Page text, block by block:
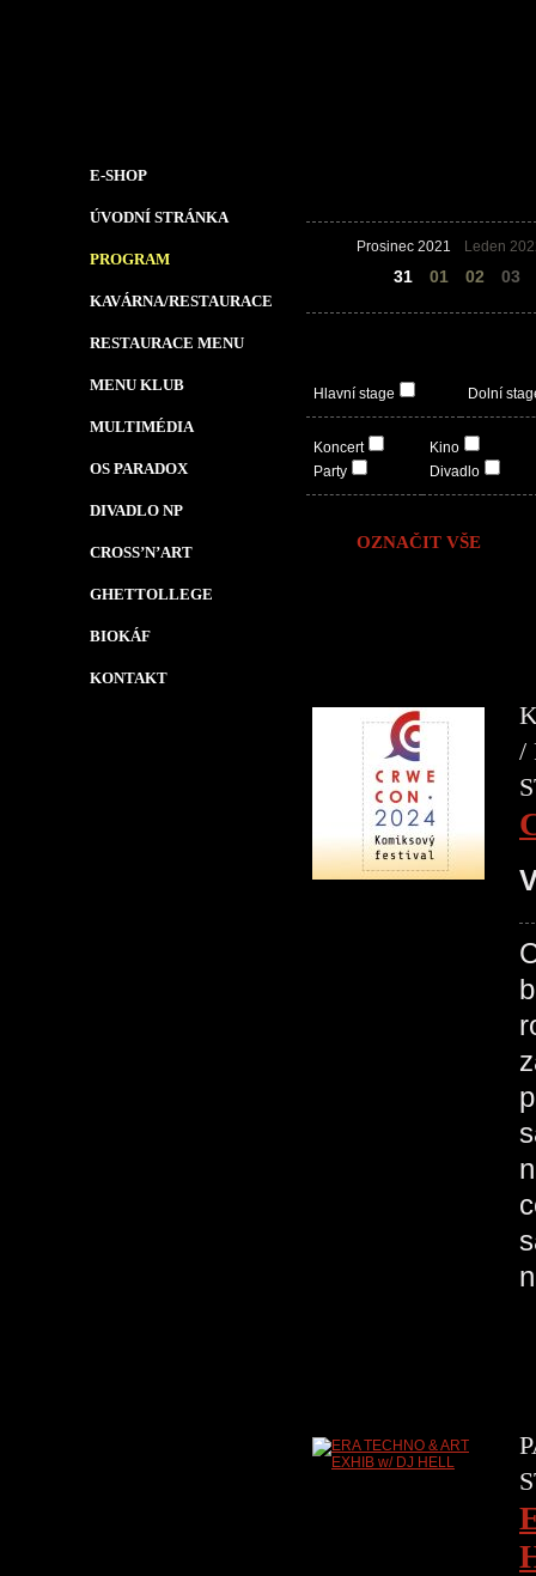
E-SHOP
ÚVODNÍ STRÁNKA
PROGRAM
KAVÁRNA/RESTAURACE
RESTAURACE MENU
MENU KLUB
MULTIMÉDIA
OS PARADOX
DIVADLO NP
CROSS’N’ART
GHETTOLLEGE
BIOKÁF
KONTAKT
Prosinec 2021
31 01
Leden
02 03
Hlavní stage Dolní
Koncert
Party
Kino
Divadlo
OZNAČIT VŠE
/